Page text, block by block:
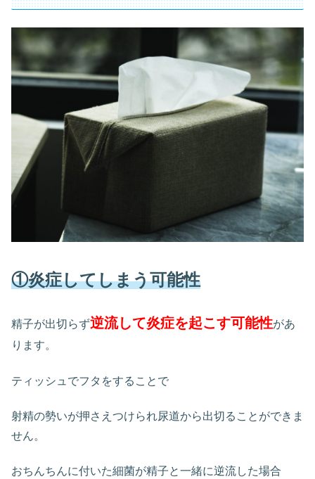
①炎症してしまう可能性
精子が出切らず逆流して炎症を起こす可能性があ
ります。
ティッシュでフタをすることで
射精の勢いが押さえつけられ尿道から出切ることができま
せん。
おちんちんに付いた細菌が精子と一緒に逆流した場合